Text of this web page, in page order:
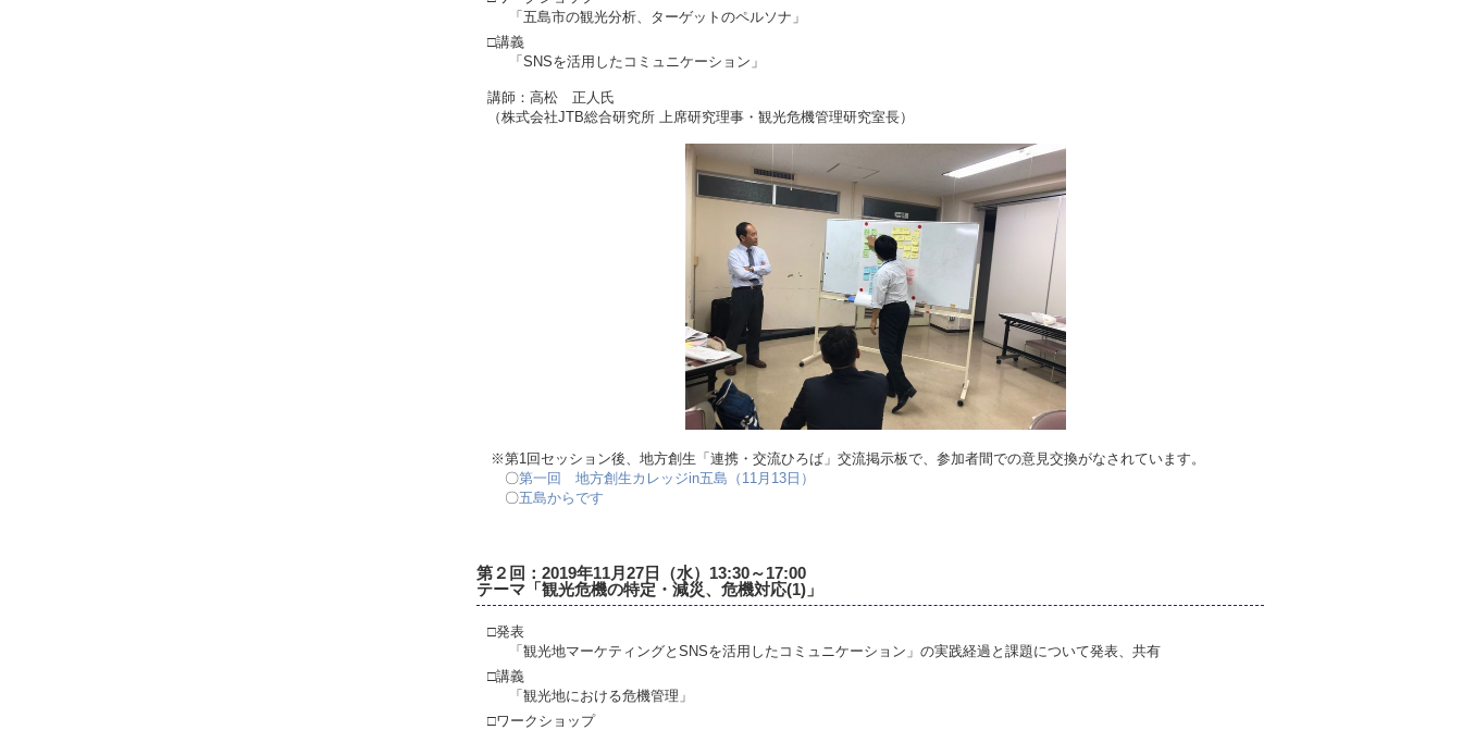
「五島市の観光分析、ターゲットのペルソナ」
□講義
「SNSを活用したコミュニケーション」
講師：高松 正人氏
（株式会社JTB総合研究所 上席研究理事・観光危機管理研究室長）
※第1回セッション後、地方創生「連携・交流ひろば」交流掲示板で、参加者間での意見交換がなされています。
〇第一回 地方創生カレッジin五島（11月13日）
〇五島からです
第２回：2019年11月27日（水）13:30～17:00
テーマ「観光危機の特定・減災、危機対応(1)」
□発表
「観光地マーケティングとSNSを活用したコミュニケーション」の実践経過と課題について発表、共有
□講義
「観光地における危機管理」
□ワークショップ